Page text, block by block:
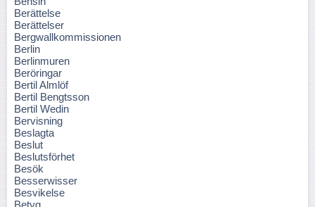
Berättelse
Berättelser
Bergwallkommissionen
Berlin
Berlinmuren
Beröringar
Bertil Almlöf
Bertil Bengtsson
Bertil Wedin
Bervisning
Beslagta
Beslut
Beslutsförhet
Besök
Besserwisser
Besvikelse
Betyg